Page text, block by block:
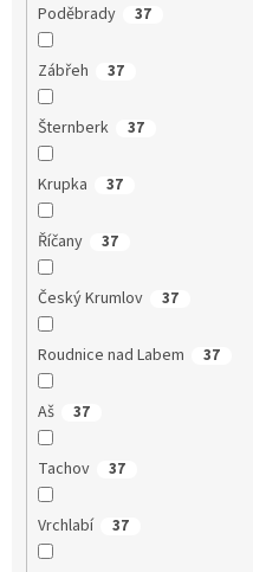
Poděbrady 37
Zábřeh 37
Šternberk 37
Krupka 37
Říčany 37
Český Krumlov 37
Roudnice nad Labem 37
Aš 37
Tachov 37
Vrchlabí 37